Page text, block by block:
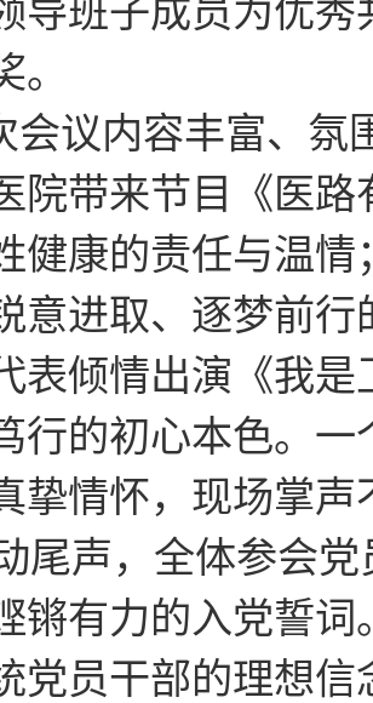
导班子成员为优
。
会议内容丰富、氛
院带来节目《医
健康的责任与温
意进取、逐梦前
表倾情出演《我
行的初心本色。
挚情怀，现场掌声
尾声，全体参会
锵有力的入党誓
党员干部的理想